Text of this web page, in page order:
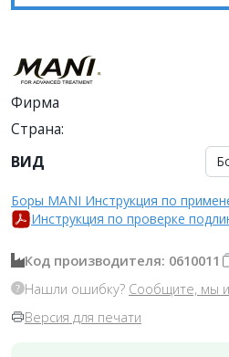
Фирма
Страна:
ВИД
Боры MANI Инструкция по
Инструкция по проверке
Код производителя: 0610011
Нашли ошибку? Сообщите, мы
Версия для печати